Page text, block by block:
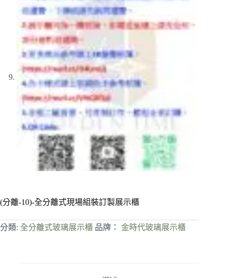
(分離-10)-全分離式現場組裝訂製展示櫃
分類: 全分離式玻璃展示櫃 品牌： 金時代玻璃展示櫃